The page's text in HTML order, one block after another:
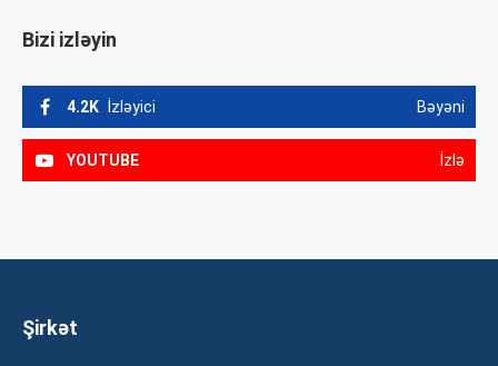
Bizi izləyin
4.2K İzləyici Bəyəni
YOUTUBE İzlə
Şirkət